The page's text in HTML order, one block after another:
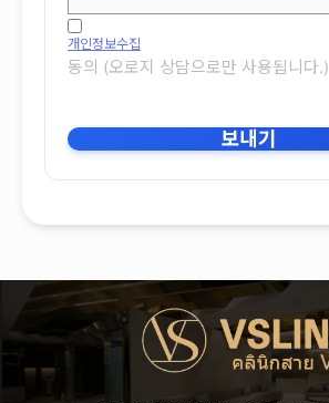
개인정보수집
동의 (오로지 상담으로만 사용됩니다.)
보내기